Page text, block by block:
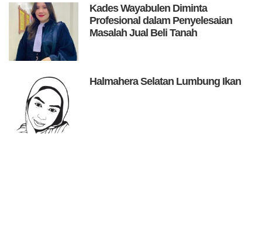
Kades Wayabulen Diminta
Profesional dalam Penyelesaian
Masalah Jual Beli Tanah
Halmahera Selatan Lumbung Ikan